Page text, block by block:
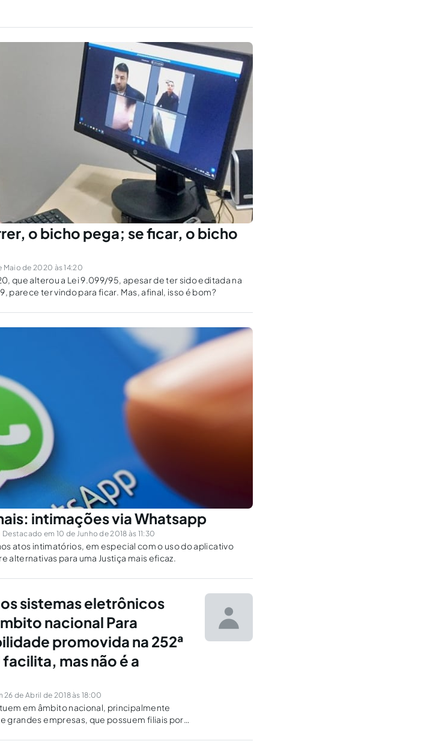
o bicho pega; se ficar, o bicho
de 2020 às 14:20
que alterou a Lei 9.099/95, apesar de ter sido editada na
parece ter vindo para ficar. Mas, afinal, isso é bom?
intimações via Whatsapp
Destacado em 10 de Junho de 2018 às 11:30
atos intimatórios, em especial com o uso do aplicativo
alternativas para uma Justiça mais eficaz.
sistemas eletrônicos
nacional Para
promovida na 252ª
mas não é a
26 de Abril de 2018 às 18:00
em âmbito nacional, principalmente
grandes empresas, que possuem filiais por